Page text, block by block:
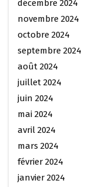
décembre 2024
novembre 2024
octobre 2024
septembre 2024
août 2024
juillet 2024
juin 2024
mai 2024
avril 2024
mars 2024
février 2024
janvier 2024